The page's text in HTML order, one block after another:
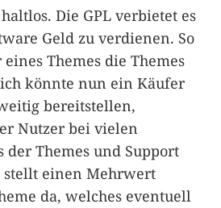
Die GPL verbietet es
Geld zu verdienen. So
Themes die Themes
könnte nun ein Käufer
bereitstellen,
Nutzer bei vielen
der Themes und Support
stellt einen Mehrwert
da, welches eventuell